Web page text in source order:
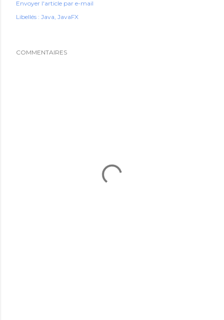
Envoyer l'article par e-mail
Libellés : Java JavaFX
COMMENTAIRES